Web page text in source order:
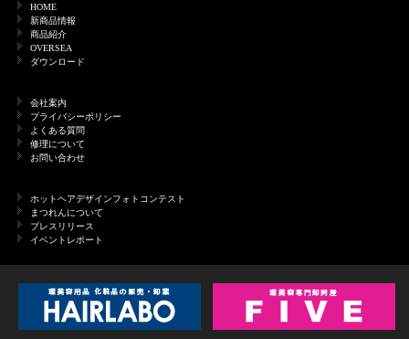
HOME
新商品情報
商品紹介
OVERSEA
ダウンロード
会社案内
プライバシーポリシー
よくある質問
修理について
お問い合わせ
ホットヘアデザインフォトコンテスト
まつれんについて
プレスリリース
イベントレポート